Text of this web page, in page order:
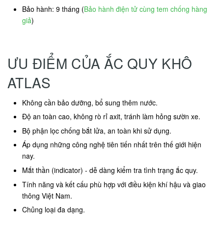
Bảo hành: 9 tháng (Bảo hành điện tử cùng tem chống hàng
giả)
ƯU ĐIỂM CỦA ẮC QUY KHÔ
ATLAS
Không cần bảo dưỡng, bổ sung thêm nước.
Độ an toàn cao, không rò rỉ axit, tránh làm hỏng sườn xe.
Bộ phận lọc chống bắt lửa, an toàn khi sử dụng.
Áp dụng những công nghệ tiên tiến nhất trên thế giới hiện
nay.
Mắt thần (indicator) - dễ dàng kiểm tra tình trạng ắc quy.
Tính năng và kết cấu phù hợp với điều kiện khí hậu và giao
thông Việt Nam.
Chủng loại đa dạng.